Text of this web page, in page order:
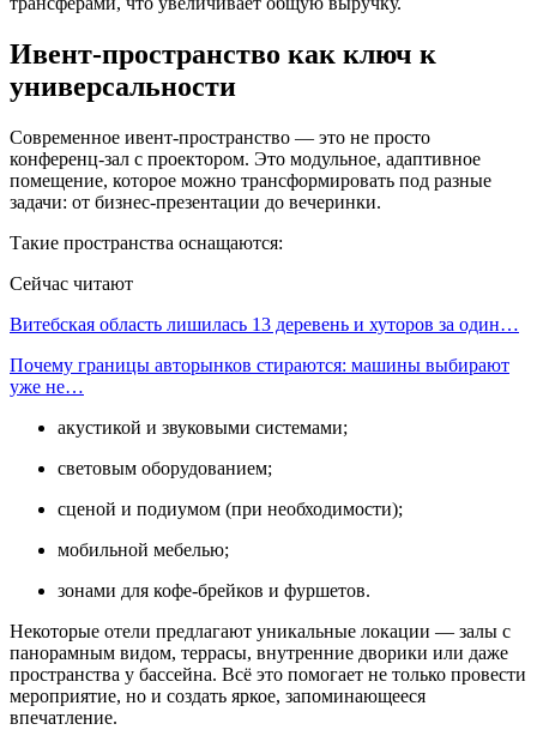
Ивент-пространство как ключ к
универсальности
Современное ивент-пространство — это не просто
конференц-зал с проектором. Это модульное, адаптивное
помещение, которое можно трансформировать под разные
задачи: от бизнес-презентации до вечеринки.
Такие пространства оснащаются:
Сейчас читают
Витебская область лишилась 13 деревень и хуторов за один…
Почему границы авторынков стираются: машины выбирают
уже не…
акустикой и звуковыми системами;
световым оборудованием;
сценой и подиумом (при необходимости);
мобильной мебелью;
зонами для кофе-брейков и фуршетов.
Некоторые отели предлагают уникальные локации — залы с
панорамным видом, террасы, внутренние дворики или даже
пространства у бассейна. Всё это помогает не только провести
мероприятие, но и создать яркое, запоминающееся
впечатление.